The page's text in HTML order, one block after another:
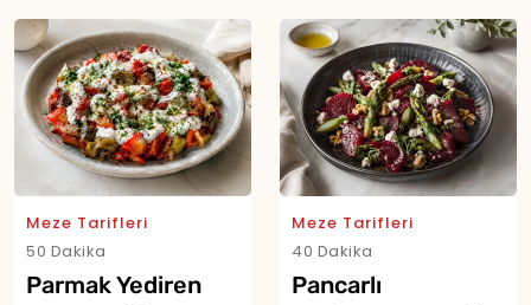
Meze Tarifleri
50 Dakika
Parmak Yediren
Meze Tarifleri
40 Dakika
Pancarlı